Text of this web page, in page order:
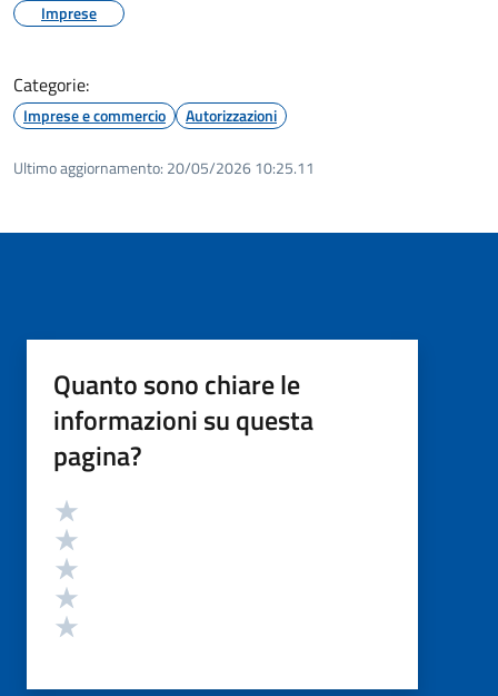
Imprese
Categorie:
Imprese e commercio Autorizzazioni
Ultimo aggiornamento: 20/05/2026 10:25.11
Quanto sono chiare le
informazioni su questa
pagina?
Valutazione